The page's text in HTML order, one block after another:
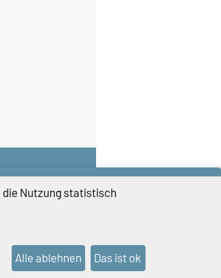
Sitemap
Nutzung statistisch
Alle ablehnen Das ist ok